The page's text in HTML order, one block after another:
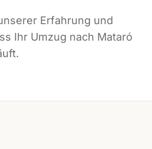
Erfahrung und
Ihr Umzug nach Mataró